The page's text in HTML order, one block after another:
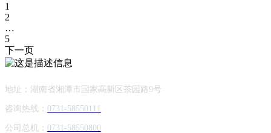
1
2
…
5
下一页
地址：湖南省湘潭市国家高新区茶园路9号
咨询热线： 0731-58550111
公司总机： 0731-58550800